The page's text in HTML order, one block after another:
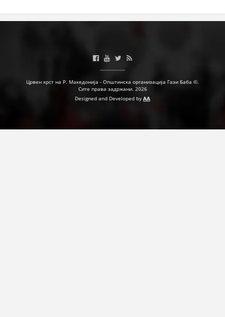
Црвен крст на Р. Македонија - Општинска организација Гази Баба ©.
Сите права задржани. 2026
Designed and Developed by AA